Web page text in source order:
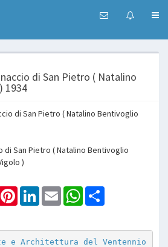
di San Pietro ( Natalino
1934
di San Pietro ( Natalino Bentivoglio
)
PinterestLinkedInEmail WhatsApp
e Architettura del Ventennio